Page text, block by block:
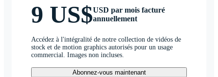
9 US$USD par mois facturé
annuellement
Accédez à l'intégralité de notre collection de vidéos de
stock et de motion graphics autorisés pour un usage
commercial. Images non incluses.
Abonnez-vous maintenant